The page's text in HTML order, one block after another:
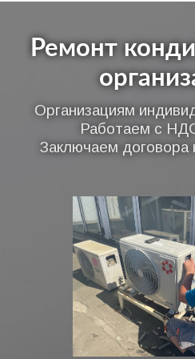
Ремонт
Организациям
Работаем с
Заключаем договора